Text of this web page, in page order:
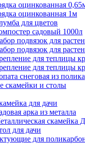
оцинкованная
оцинкованная 1м
для цветов
садовый 1000л
подвязок для
подвязок для
для теплицы
для теплицы
снеговая из
скамейки и столы
для дачи
арка из металла
скамейка
для дачи
для